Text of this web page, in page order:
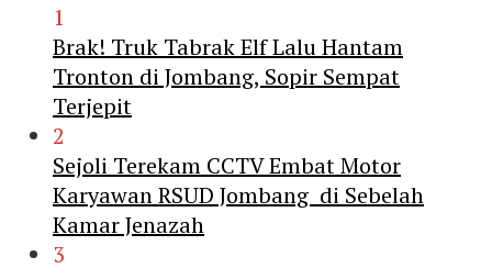
1
Brak! Truk Tabrak Elf Lalu Hantam
Tronton di Jombang, Sopir Sempat
Terjepit
2
Sejoli Terekam CCTV Embat Motor
Karyawan RSUD Jombang di Sebelah
Kamar Jenazah
3